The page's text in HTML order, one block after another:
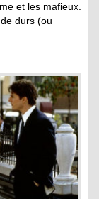
et les mafieux.
durs (ou